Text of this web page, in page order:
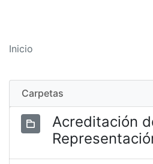
Inicio
Carpetas
Acreditación